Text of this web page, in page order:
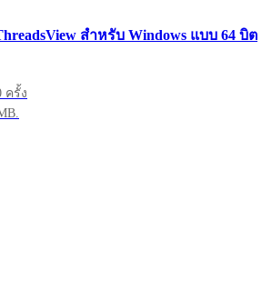
สำหรับ Windows แบบ 64 บิต
ครั้ง